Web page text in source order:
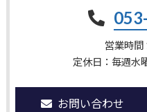
営業時間
定休日：毎週水
お問い合わせ